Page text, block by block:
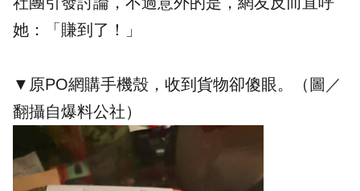
她：「賺到了！」
▼原PO網購手機殼，收到貨物卻傻眼。（圖／
翻攝自爆料公社）